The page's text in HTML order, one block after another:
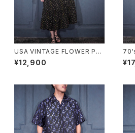
USA VINTAGE FLOWER PAT
TERNED FRILL DESIGN ON
E PIECE/アメリカ古着お花柄フ
¥12,900
RO
リ